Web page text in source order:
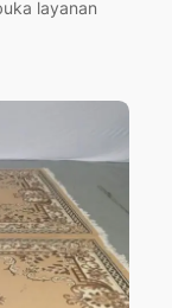
layanan